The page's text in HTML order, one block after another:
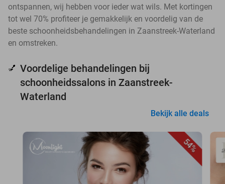
ontspannen, wij hebben voor ieder wat wils. Met kortingen
tot wel 70% profiteer je gemakkelijk en voordelig van de
beste schoonheidsbehandelingen in Zaanstreek-Waterland
en omstreken.
💅 Voordelige behandelingen bij
schoonheidssalons in Zaanstreek-
Waterland
Bekijk alle deals
54%